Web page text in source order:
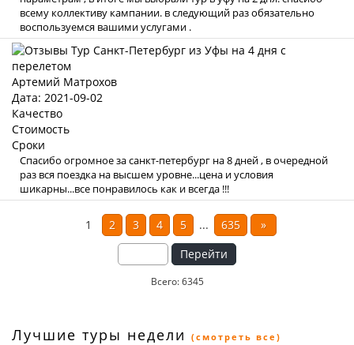
всему коллективу кампании. в следующий раз обязательно
воспользуемся вашими услугами .
Артемий Матрохов
Дата: 2021-09-02
Качество
Стоимость
Сроки
Спасибо огромное за санкт-петербург на 8 дней , в очередной
раз вся поездка на высшем уровне...цена и условия
шикарны...все понравилось как и всегда !!!
1 2 3 4 5 ... 635
»
Перейти
Всего: 6345
Лучшие туры недели (смотреть все)